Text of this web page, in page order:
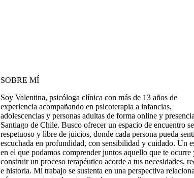
SOBRE MÍ
Soy Valentina, psicóloga clínica con más de 13 años de
experiencia acompañando en psicoterapia a infancias,
adolescencias y personas adultas de forma online y
Santiago de Chile. Busco ofrecer un espacio de encuentro
respetuoso y libre de juicios, donde cada persona pueda
escuchada en profundidad, con sensibilidad y cuidado. Un
en el que podamos comprender juntos aquello que te ocurre
construir un proceso terapéutico acorde a tus necesidades,
e historia. Mi trabajo se sustenta en una perspectiva